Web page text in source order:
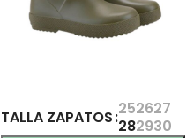
TALLA ZAPATOS 252627
282930